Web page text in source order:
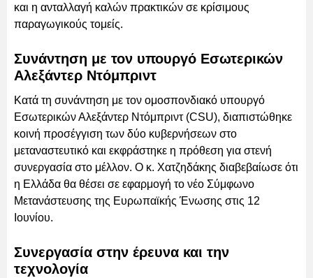
και η ανταλλαγή καλών πρακτικών σε κρίσιμους
παραγωγικούς τομείς.
Συνάντηση με τον υπουργό Εσωτερικών
Αλεξάντερ Ντόμπριντ
Κατά τη συνάντηση με τον ομοσπονδιακό υπουργό
Εσωτερικών Αλεξάντερ Ντόμπριντ (CSU), διαπιστώθηκε
κοινή προσέγγιση των δύο κυβερνήσεων στο
μεταναστευτικό και εκφράστηκε η πρόθεση για στενή
συνεργασία στο μέλλον. Ο κ. Χατζηδάκης διαβεβαίωσε ότι
η Ελλάδα θα θέσει σε εφαρμογή το νέο Σύμφωνο
Μετανάστευσης της Ευρωπαϊκής Ένωσης στις 12
Ιουνίου.
Συνεργασία στην έρευνα και την
τεχνολογία